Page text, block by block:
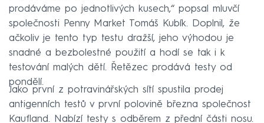
prodáváme po jednotlivých kusech,“ popsal mluvčí
společnosti Penny Market Tomáš Kubík. Doplnil, že
ačkoliv je tento typ testu dražší, jeho výhodou je
snadné a bezbolestné použití a hodí se tak i k
testování malých dětí. Řetězec prodává testy od
pondělí.
Jako první z potravinářských sítí spustila prodej
antigenních testů v první polovině března společnost
Kaufland. Nabízí testy s odběrem z přední části nosu.